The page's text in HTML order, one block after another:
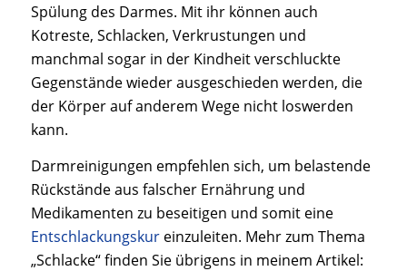
Spülung des Darmes. Mit ihr können auch
Kotreste, Schlacken, Verkrustungen und
manchmal sogar in der Kindheit verschluckte
Gegenstände wieder ausgeschieden werden, die
der Körper auf anderem Wege nicht loswerden
kann.
Darmreinigungen empfehlen sich, um belastende
Rückstände aus falscher Ernährung und
Medikamenten zu beseitigen und somit eine
Entschlackungskureinzuleiten. Mehr zum Thema
„Schlacke“ finden Sie übrigens in meinem Artikel: